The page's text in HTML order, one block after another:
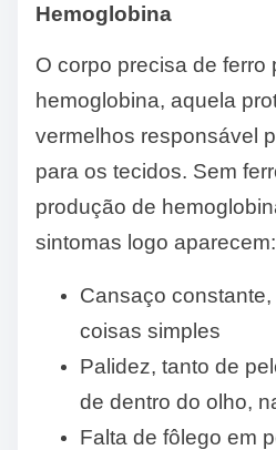
Hemoglobina
O corpo precisa de ferro
hemoglobina, aquela
vermelhos responsável
para os tecidos. Sem
produção de
sintomas logo aparecem:
Cansaço
coisas simples
Palidez, tanto de
de dentro do olho,
Falta de fôlego em